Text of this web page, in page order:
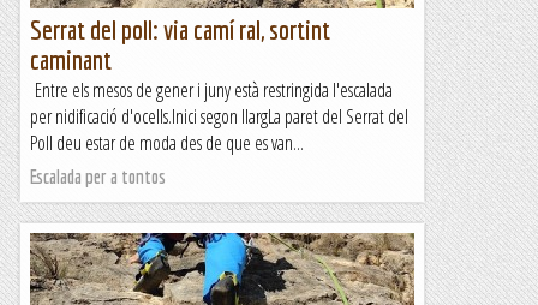
Serrat del poll: via camí ral, sortint
caminant
Entre els mesos de gener i juny està restringida l'escalada
per nidificació d'ocells.Inici segon llargLa paret del Serrat del
Poll deu estar de moda des de que es van...
Escalada per a tontos